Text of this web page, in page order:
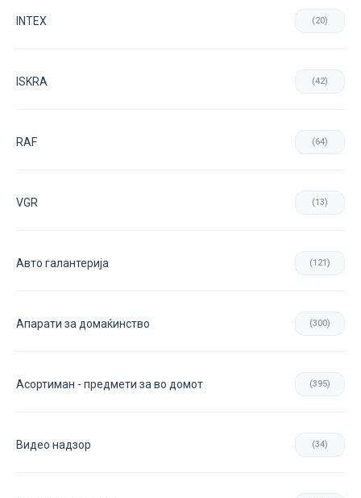
INTEX (20)
ISKRA (42)
RAF (64)
VGR (13)
Авто галантерија (121)
Апарати за домаќинство (300)
Асортиман - предмети за во домот (395)
Видео надзор (34)